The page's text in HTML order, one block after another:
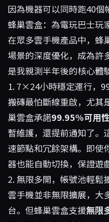
因為機器可以同時跑40個
蜂巢雲盒：為電玩巴士玩
在眾多雲手機產品中， 蜂
場景的深度優化，成為許
是我親測半年後的核心體
1. 7×24小時穩定運行，
搬磚最怕斷線重啟，尤其
巢雲盒承諾99.95%可用性
暫維護，還提前通知了。
速節點和冗餘架構。即使
器也能自動切換，保證遊
2. 無限多開，帳號池輕鬆
雲手機並非無限擴展，大
台。但蜂巢雲盒支援無限